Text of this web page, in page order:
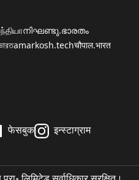
നിഘണ്ടു.ഭാരതം
amarkosh.techचौपाल.भारत
फेसबुक इन्स्टाग्राम